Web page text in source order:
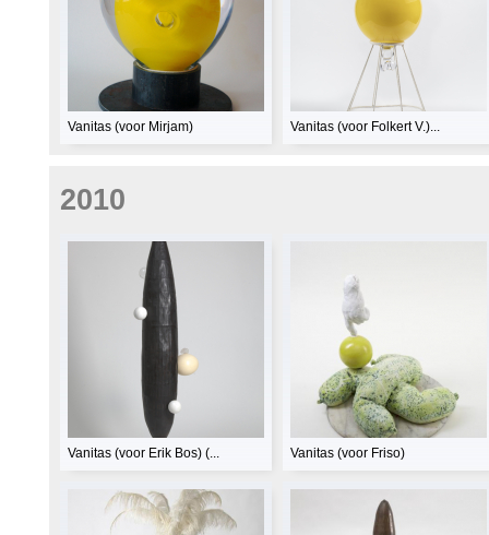
Vanitas (voor Mirjam) Vanitas (voor Folkert V.)...
2010
Vanitas (voor Erik Bos) (... Vanitas (voor Friso)